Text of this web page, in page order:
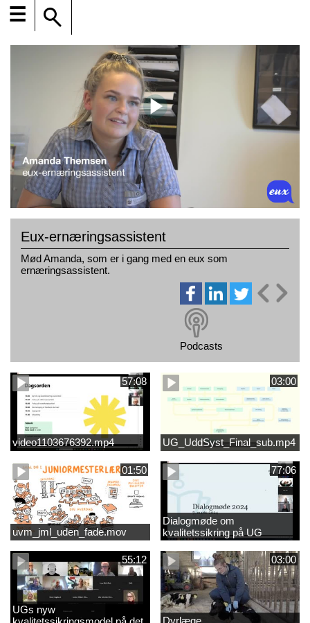
☰
Eux-ernæringsassistent
Mød Amanda, som er i gang med en eux som
ernæringsassistent.
Podcasts
57:08
video1103676392.mp4
03:00
UG_UddSyst_Final_sub.mp4
01:50
uvm_jml_uden_fade.mov
77:06
Dialogmøde om
kvalitetssikring på UG
55:12
UGs nyw
03:00